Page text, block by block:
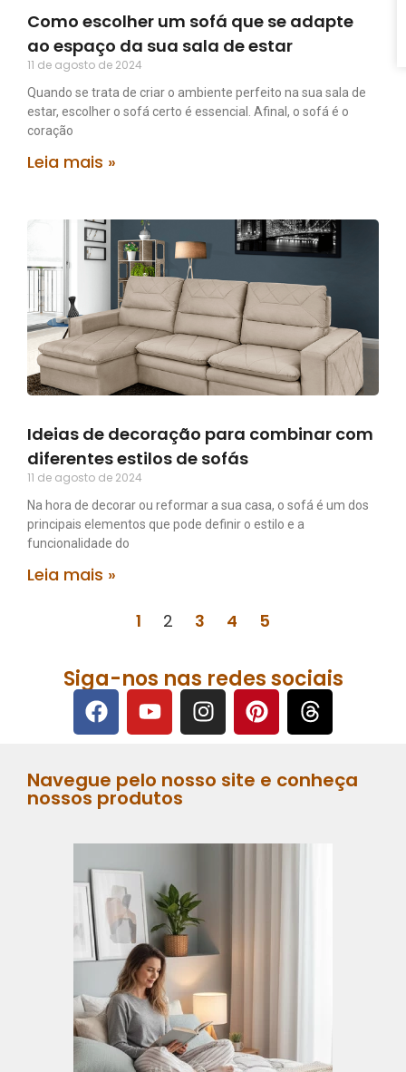
Como escolher um sofá que se adapte
ao espaço da sua sala de estar
11 de agosto de 2024
Quando se trata de criar o ambiente perfeito na sua sala de
estar, escolher o sofá certo é essencial. Afinal, o sofá é o
coração
Leia mais »
Ideias de decoração para combinar com
diferentes estilos de sofás
11 de agosto de 2024
Na hora de decorar ou reformar a sua casa, o sofá é um dos
principais elementos que pode definir o estilo e a
funcionalidade do
Leia mais »
1 2 3 4 5
Siga-nos nas redes sociais
Navegue pelo nosso site e conheça
nossos produtos